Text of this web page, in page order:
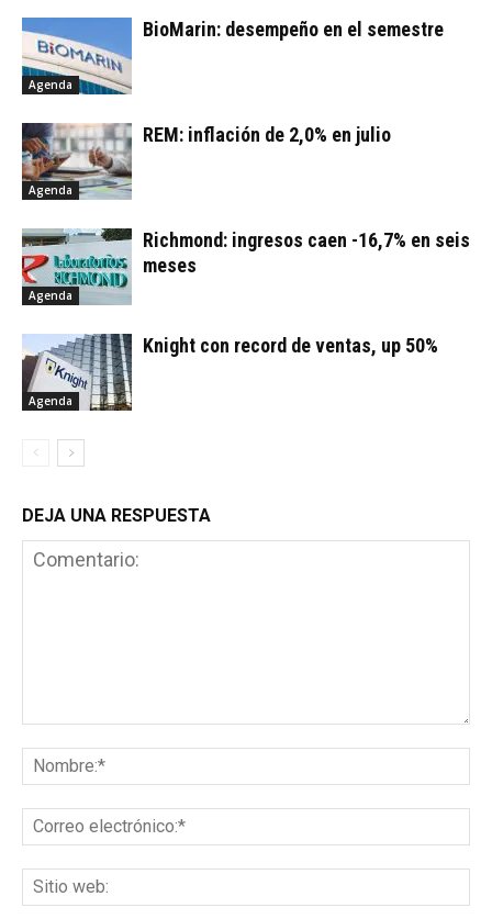
Agenda
BioMarin: desempeño en el semestre
Agenda
REM: inflación de 2,0% en julio
Agenda
Richmond: ingresos caen -16,7% en seis
meses
Agenda
Knight con record de ventas, up 50%
DEJA UNA RESPUESTA